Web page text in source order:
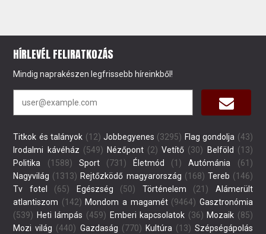
HÍRLEVÉL FELIRATKOZÁS
Mindig naprakészen legfrissebb híreinkből!
Titkok és talányok (12) Jobbegyenes (3295) Flag gondolja (43)
Irodalmi kávéház (549) Nézőpont(2) Vetítő (30) Belföld (13)
Politika (1588) Sport(731) Életmód (1) Autómánia (61)
Nagyvilág (1313) Rejtőzködő magyarország (168) Tereb (146)
Tv fotel
(65) Egészség (50) Történelem (21)
Alámerült
atlantiszom (142) Mondom a magamét(9464) Gasztronómia
(539) Heti lámpás (459) Emberi kapcsolatok (36) Mozaik (85)
Mozi világ (440) Gazdaság (770) Kultúra (13) Szépségápolás